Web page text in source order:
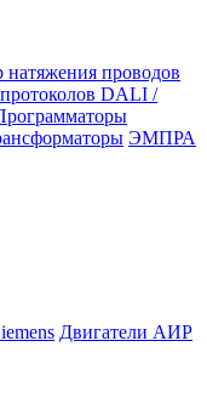
натяжения проводов
DALI /
ЭМПРА
Двигатели АИР